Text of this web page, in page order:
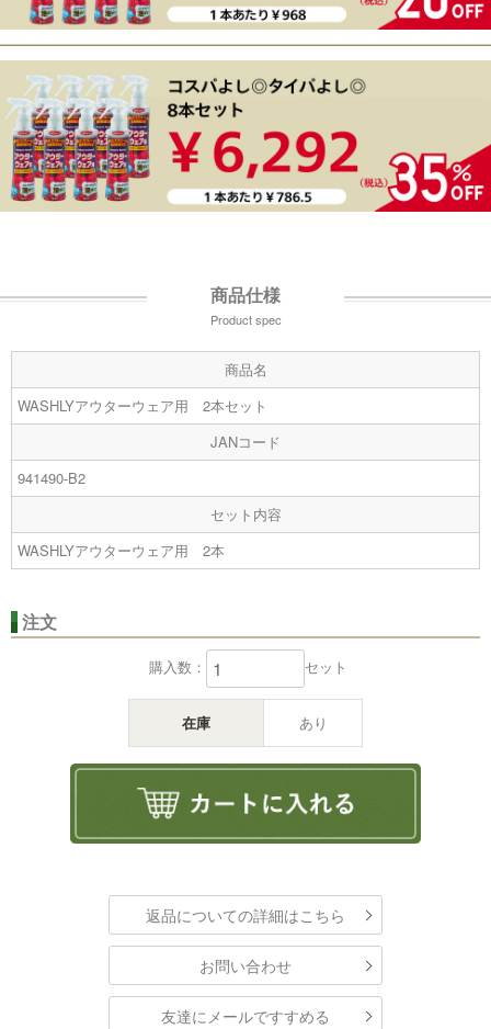
商品仕様
Product spec
商品名
WASHLYアウターウェア用 2本セット
JANコード
941490-B2
セット内容
WASHLYアウターウェア用 2本
注文
購入数： セット
在庫 あり
返品についての詳細はこちら
お問い合わせ
友達にメールですすめる